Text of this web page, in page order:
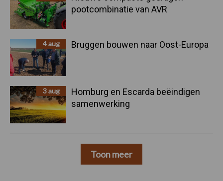
pootcombinatie van AVR
4 aug Bruggen bouwen naar Oost-Europa
3 aug
Homburg en Escarda beëindigen
samenwerking
Toon meer